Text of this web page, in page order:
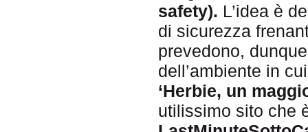
safety). L’idea è
di sicurezza
prevedono,
dell’ambiente in
‘Herbie, un
utilissimo sito che